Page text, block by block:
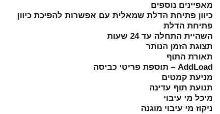
מאפיינים נוספים
כיוון פתיחת הדלת שמאלית עם אפשרות להפיכת כיוון
פתיחת הדלת
השהיית התחלה עד 24 שעות
תצוגת הזמן הנותר
תאורת התוף
AddLoad – תוספת פריטי כביסה
מניעת קמטים
תנועת תוף עדינה
מיכל מי עיבוי
ניקוז מי עיבוי מוגנה